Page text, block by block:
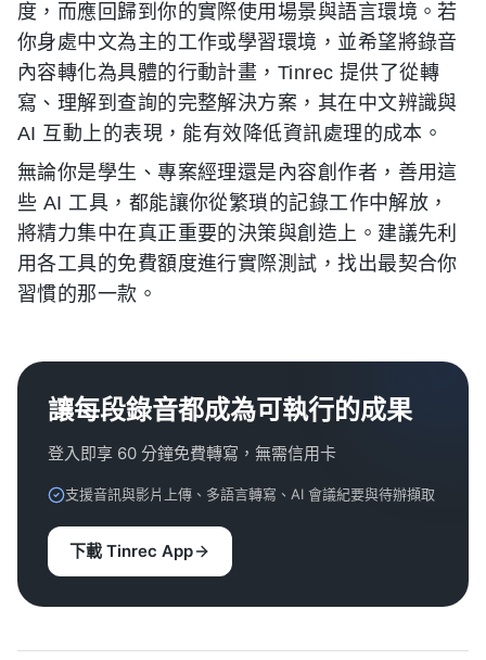
度，而應回歸到你的實際使用場景與語言環境。若
你身處中文為主的工作或學習環境，並希望將錄音
內容轉化為具體的行動計畫，Tinrec 提供了從轉
寫、理解到查詢的完整解決方案，其在中文辨識與
AI 互動上的表現，能有效降低資訊處理的成本。
無論你是學生、專案經理還是內容創作者，善用這
些 AI 工具，都能讓你從繁瑣的記錄工作中解放，
將精力集中在真正重要的決策與創造上。建議先利
用各工具的免費額度進行實際測試，找出最契合你
習慣的那一款。
讓每段錄音都成為可執行的成果
登入即享 60 分鐘免費轉寫，無需信用卡
支援音訊與影片上傳、多語言轉寫、AI 會議紀要與待辦擷取
下載 Tinrec App